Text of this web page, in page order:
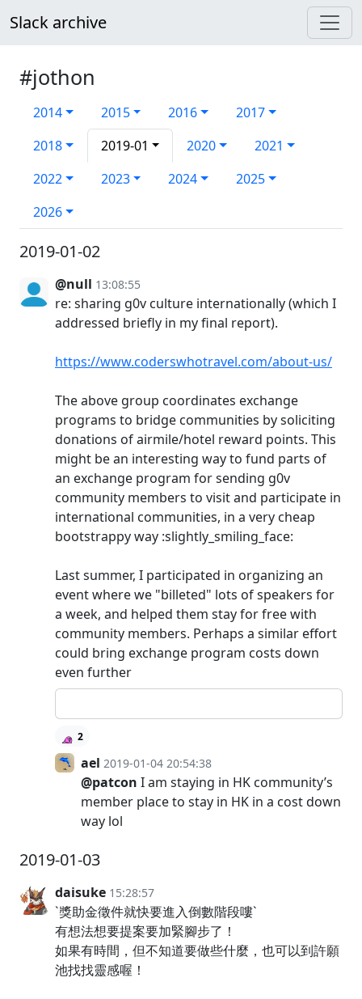
Slack archive
#jothon
2014 2015 2016
2017
2018
2019-01 2020
2021
2022
2023 2024
2025
2026
2019-01-02
@null 13:08:55
re: sharing g0v culture internationally (which I
addressed briefly in my final report).
https://www.coderswhotravel.com/about-us/
The above group coordinates exchange
programs to bridge communities by soliciting
donations of airmile/hotel reward points. This
might be an interesting way to fund parts of
an exchange program for sending g0v
community members to visit and participate in
international communities, in a very cheap
bootstrappy way :slightly_smiling_face:
Last summer, I participated in organizing an
event where we "billeted" lots of speakers for
a week, and helped them stay for free with
community members. Perhaps a similar effort
could bring exchange program costs down
even further
2
ael 2019-01-04 20:54:38
@patcon I am staying in HK community’s
member place to stay in HK in a cost down
way lol
2019-01-03
daisuke 15:28:57
`獎助金徵件就快要進入倒數階段嘍`
有想法想要提案要加緊腳步了！
如果有時間，但不知道要做些什麼，也可以到許願
池找找靈感喔！